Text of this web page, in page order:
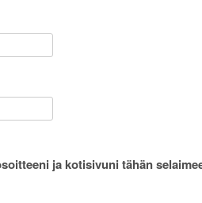
ja kotisivuni tähän